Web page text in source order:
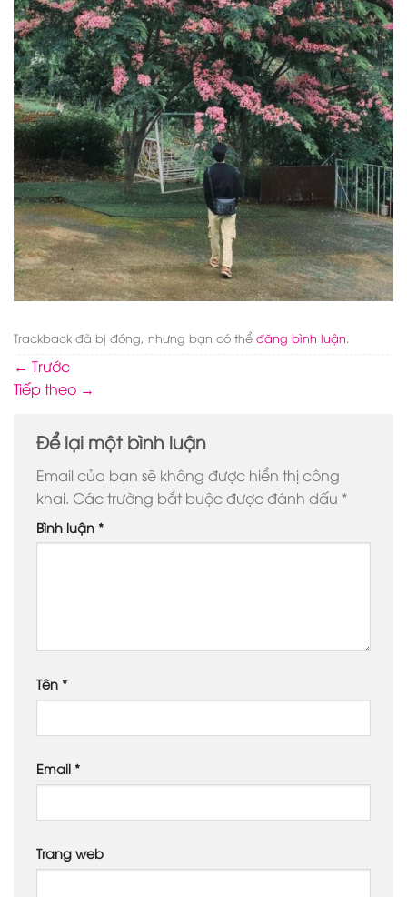
Trackback đã bị đóng, nhưng bạn có thể đăng bình luận.
← Trước
Tiếp theo →
Để lại một bình luận
Email của bạn sẽ không được hiển thị công
khai. Các trường bắt buộc được đánh dấu *
Bình luận *
Tên *
Email *
Trang web